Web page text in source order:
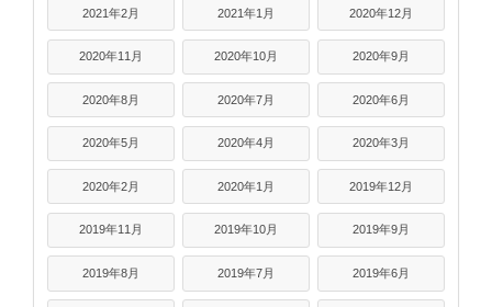
2021年2月 2021年1月 2020年12月
2020年11月 2020年10月 2020年9月
2020年8月 2020年7月 2020年6月
2020年5月 2020年4月 2020年3月
2020年2月 2020年1月 2019年12月
2019年11月 2019年10月 2019年9月
2019年8月 2019年7月 2019年6月